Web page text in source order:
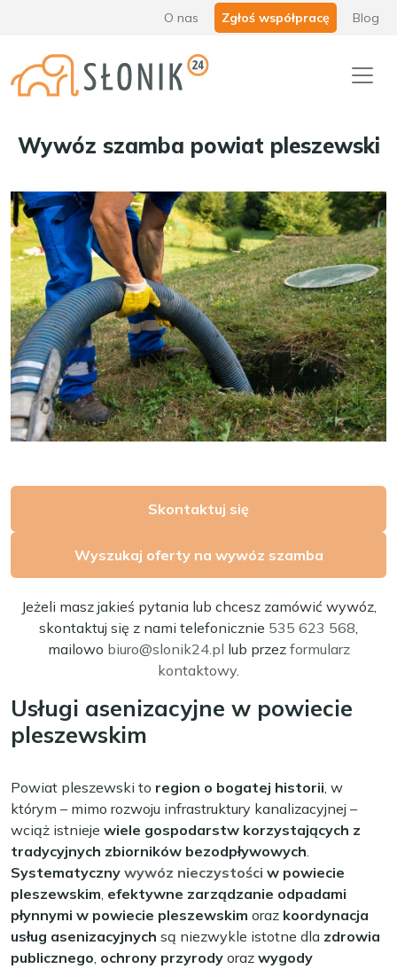
O nas Zgłoś współpracę Blog
Wywóz szamba powiat pleszewski
Skontaktuj się
Wyszukaj oferty na wywóz szamba
Jeżeli masz jakieś pytania lub chcesz zamówić wywóz,
skontaktuj się z nami telefonicznie 535 623 568,
mailowo biuro@slonik24.pl lub przez formularz
kontaktowy.
Usługi asenizacyjne w powiecie
pleszewskim
Powiat pleszewski to region o bogatej historii, w
którym – mimo rozwoju infrastruktury kanalizacyjnej –
wciąż istnieje wiele gospodarstw korzystających z
tradycyjnych zbiorników bezodpływowych.
Systematyczny wywóz nieczystości w powiecie
pleszewskim, efektywne zarządzanie odpadami
płynnymi w powiecie pleszewskim oraz koordynacja
usług asenizacyjnych są niezwykle istotne dla zdrowia
publicznego, ochrony przyrody oraz wygody